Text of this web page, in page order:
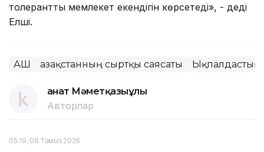
толерантты мемлекет екендігін көрсетеді», - деді
Елші.
АҚШ Қазақстанның сыртқы саясаты Ықпалдастық
Қанат Мәметқазыұлы
Авторлар
05:19, 08 Тамыз 2026